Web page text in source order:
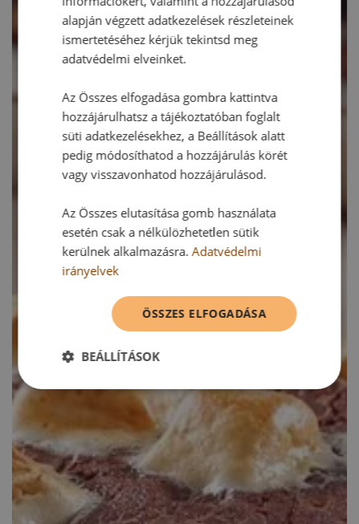
alapján végzett adatkezelések részleteinek
ismertetéséhez kérjük tekintsd meg
adatvédelmi elveinket.
Az Összes elfogadása gombra kattintva
hozzájárulhatsz a tájékoztatóban foglalt
süti adatkezelésekhez, a Beállítások alatt
pedig módosíthatod a hozzájárulás körét
vagy visszavonhatod hozzájárulásod.
Az Összes elutasítása gomb használata
esetén csak a nélkülözhetetlen sütik
kerülnek alkalmazásra.Adatvédelmi
irányelvek
ÖSSZES ELFOGADÁSA
BEÁLLÍTÁSOK